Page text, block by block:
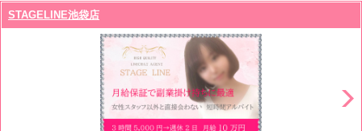
STAGELINE池袋店